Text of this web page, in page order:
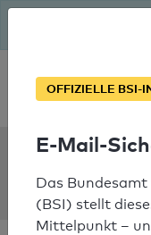
Soforthilfe
ultralight.li
OFFIZIELLE BSI-
E-Mail-
Das
(BSI) stellt
Mittelpunkt –